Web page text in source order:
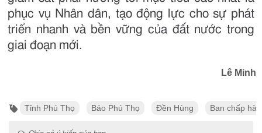
phục vụ Nhân dân, tạo động lực cho sự phát
triển nhanh và bền vững của đất nước trong
giai đoạn mới.
Lê Minh
Tỉnh Phú Thọ Báo Phú Thọ Đền Hùng Ban chấp